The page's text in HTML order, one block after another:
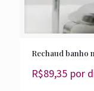
Rechaud banho
R$89,35 por